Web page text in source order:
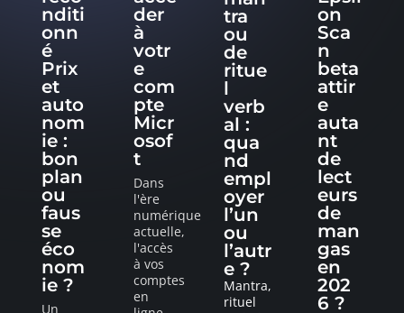
nditi
onn
é
Prix
et
auto
nom
ie :
bon
plan
ou
faus
se
éco
nom
ie ?
Un
der
à
votr
e
com
pte
Micr
osof
t
Dans
l'ère
numérique
actuelle,
l'accès
à vos
comptes
en
tra
ou
de
ritue
l
verb
al :
qua
nd
empl
oyer
l’un
ou
l’autr
e ?
Mantra,
rituel
on
Sca
n
beta
attir
e
auta
nt
de
lect
eurs
de
man
gas
en
202
6 ?